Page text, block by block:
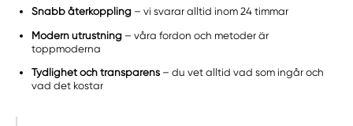
Snabb återkoppling – vi svarar alltid inom 24 timmar
Modern utrustning – våra fordon och metoder är
toppmoderna
Tydlighet och transparens – du vet alltid vad som ingår och
vad det kostar